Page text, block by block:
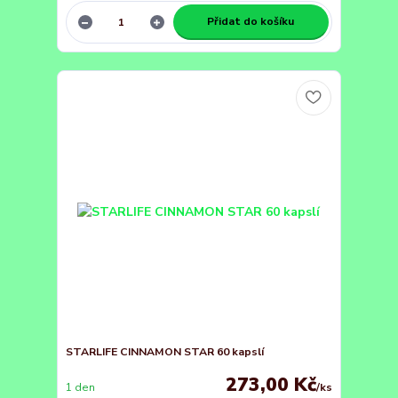
Přidat do košíku
STARLIFE CINNAMON STAR 60 kapslí
273,00 Kč/ks
1 den